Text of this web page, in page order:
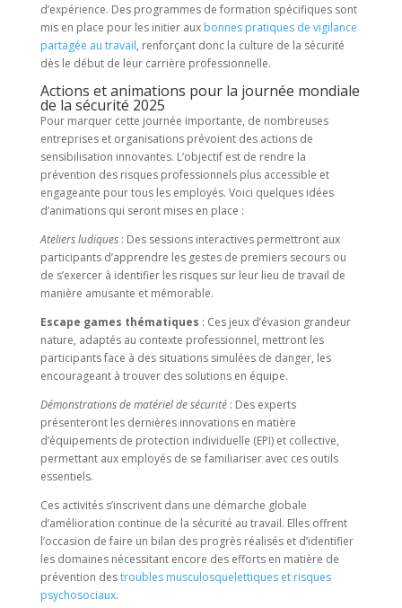
d’expérience. Des programmes de formation spécifiques sont
mis en place pour les initier aux bonnes pratiques de vigilance
partagée au travail, renforçant donc la culture de la sécurité
dès le début de leur carrière professionnelle.
Actions et animations pour la journée mondiale
de la sécurité 2025
Pour marquer cette journée importante, de nombreuses
entreprises et organisations prévoient des actions de
sensibilisation innovantes. L’objectif est de rendre la
prévention des risques professionnels plus accessible et
engageante pour tous les employés. Voici quelques idées
d’animations qui seront mises en place :
Ateliers ludiques: Des sessions interactives permettront aux
participants d’apprendre les gestes de premiers secours ou
de s’exercer à identifier les risques sur leur lieu de travail de
manière amusante et mémorable.
Escape games thématiques : Ces jeux d’évasion grandeur
nature, adaptés au contexte professionnel, mettront les
participants face à des situations simulées de danger, les
encourageant à trouver des solutions en équipe.
Démonstrations de matériel de sécurité: Des experts
présenteront les dernières innovations en matière
d’équipements de protection individuelle (EPI) et collective,
permettant aux employés de se familiariser avec ces outils
essentiels.
Ces activités s’inscrivent dans une démarche globale
d’amélioration continue de la sécurité au travail. Elles offrent
l’occasion de faire un bilan des progrès réalisés et d’identifier
les domaines nécessitant encore des efforts en matière de
prévention destroubles musculosquelettiques et risques
psychosociaux.